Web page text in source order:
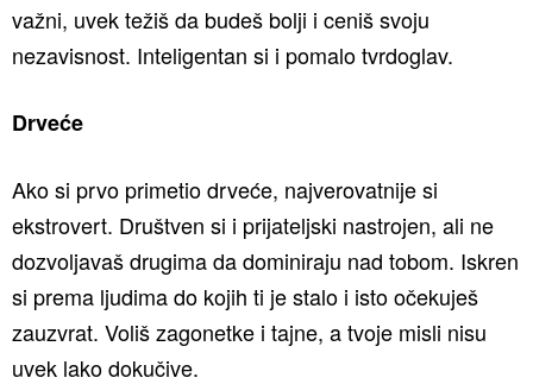
važni, uvek težiš da budeš bolji i ceniš svoju
nezavisnost. Inteligentan si i pomalo tvrdoglav.
Drveće
Ako si prvo primetio drveće, najverovatnije si
ekstrovert. Društven si i prijateljski nastrojen, ali ne
dozvoljavaš drugima da dominiraju nad tobom. Iskren
si prema ljudima do kojih ti je stalo i isto očekuješ
zauzvrat. Voliš zagonetke i tajne, a tvoje misli nisu
uvek lako dokučive.